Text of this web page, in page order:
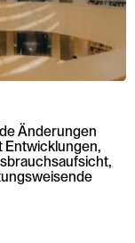
Änderungen
Entwicklungen,